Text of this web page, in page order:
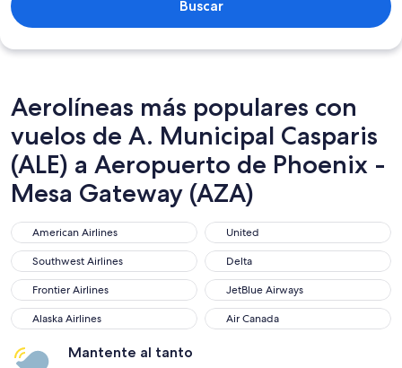
Buscar
Aerolíneas más populares con
vuelos de A. Municipal Casparis
(ALE) a Aeropuerto de Phoenix -
Mesa Gateway (AZA)
American Airlines
American Airlines United
United
Southwest Airlines
Southwest Airlines Delta
Delta
Frontier Airlines
Frontier Airlines JetBlue Airways
JetBlue Airways
Alaska Airlines
Alaska Airlines Air Canada
Air Canada
Mantente al tanto